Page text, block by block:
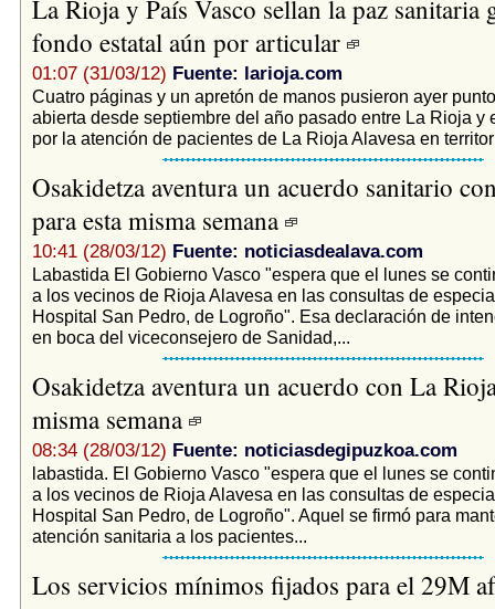
La Rioja y País Vasco sellan la paz sanitaria
fondo estatal aún por articular
01:07 (31/03/12) Fuente: larioja.com
Cuatro páginas y un apretón de manos pusieron ayer
abierta desde septiembre del año pasado entre La Rioja y
por la atención de pacientes de La Rioja Alavesa en
Osakidetza aventura un acuerdo sanitario
para esta misma semana
10:41 (28/03/12) Fuente: noticiasdealava.com
Labastida El Gobierno Vasco "espera que el lunes se
a los vecinos de Rioja Alavesa en las consultas de
Hospital San Pedro, de Logroño". Esa declaración de
en boca del viceconsejero de Sanidad,...
Osakidetza aventura un acuerdo con La
misma semana
08:34 (28/03/12) Fuente: noticiasdegipuzkoa.com
labastida. El Gobierno Vasco "espera que el lunes se
a los vecinos de Rioja Alavesa en las consultas de
Hospital San Pedro, de Logroño". Aquel se firmó para
atención sanitaria a los pacientes...
Los servicios mínimos fijados para el 29M